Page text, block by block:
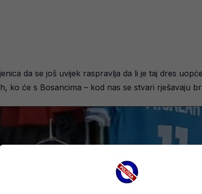
da se još uvijek raspravlja da li je taj dres
ko će s Bosancima – kod nas se stvari rješavaju